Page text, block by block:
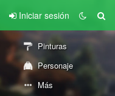
Iniciar sesión
Pinturas
Personaje
Más